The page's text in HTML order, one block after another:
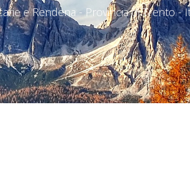
e Rendena - Provincia di Trento -